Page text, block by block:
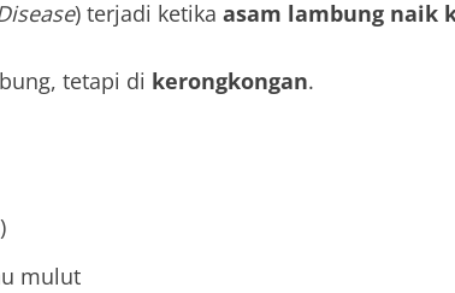
) terjadi ketika asam lambung naik
tetapi di kerongkongan.
mulut